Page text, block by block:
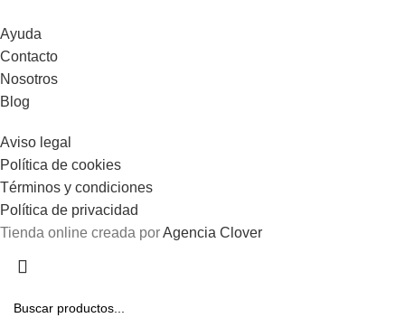
Ayuda
Contacto
Nosotros
Blog
Aviso legal
Política de cookies
Términos y condiciones
Política de privacidad
Tienda online creada porAgencia Clover
Gastos de envío gratis en pedidos superiores a 100€.